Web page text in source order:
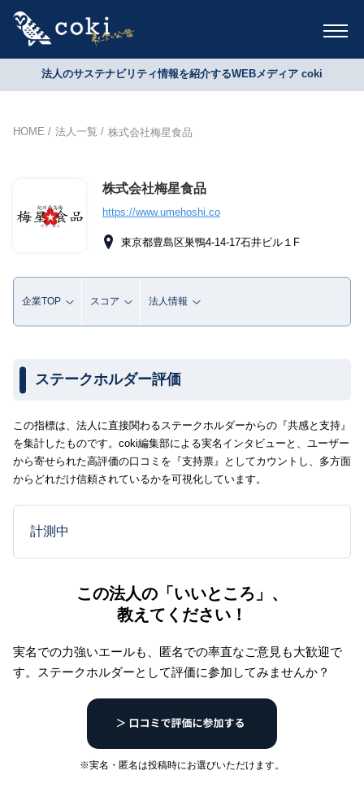
法人のサステナビリティ情報を紹介するWEBメディア coki
HOME 法人一覧 株式会社梅星食品
株式会社梅星食品
https://www.umehoshi.co
東京都豊島区巣鴨4-14-17石井ビル１F
企業TOP スコア 法人情報
ステークホルダー評価
この指標は、法人に直接関わるステークホルダーからの『共感と支持』
を集計したものです。coki編集部による実名インタビューと、ユーザー
から寄せられた高評価の口コミを『支持票』としてカウントし、多方面
からどれだけ信頼されているかを可視化しています。
計測中
この法人の「いいところ」、
教えてください！
実名での力強いエールも、匿名での率直なご意見も大歓迎で
す。
ステークホルダーとして評価に参加してみませんか？
※実名・匿名は投稿時にお選びいただけます。